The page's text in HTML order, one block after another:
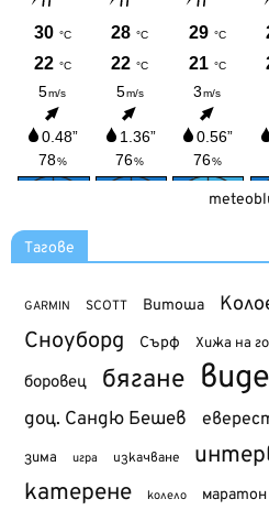
Тагове
GARMIN SCOTT Витоша
Сноуборд Сърф Хижа на
боровец бягане
доц. Сандю Бешев
зима игра изкачване
катерене колело маратон